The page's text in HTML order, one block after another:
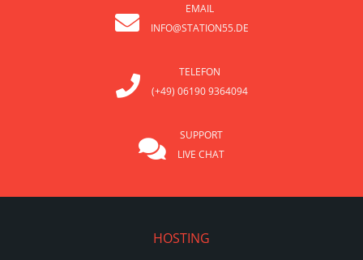
EMAIL
INFO@STATION55.DE
TELEFON
(+49) 06190 9364094
SUPPORT
LIVE CHAT
HOSTING